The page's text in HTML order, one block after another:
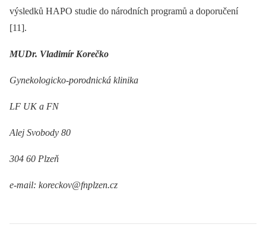
výsledků HAPO studie do národních programů a doporučení
[11].
MUDr. Vladimír Korečko
Gynekologicko-porodnická klinika
LF UK a FN
Alej Svobody 80
304 60 Plzeň
e-mail: koreckov@fnplzen.cz